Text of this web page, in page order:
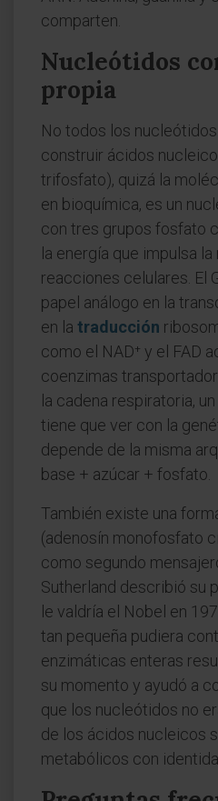
comparten.
Nucleótidos
propia
No todos los
construir ácidos
trifosfato), quizá la
en bioquímica, es un
con tres grupos fosfato
la energía que impulsa
reacciones celulares. El
papel análogo en la
en la traducción
como el NAD⁺ y el FAD
coenzimas
la cadena respiratoria,
tiene que ver con la
depende de la misma
base + azúcar + fosfato.
También existe una
(adenosín monofosfato
como segundo
Sutherland describió su
le valdría el Nobel en
tan pequeña pudiera
enzimáticas enteras
su momento y ayudó a
que los nucleótidos no
de los ácidos nucleicos
metabólicos con